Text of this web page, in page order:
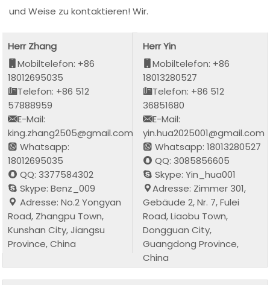
und Weise zu kontaktieren! Wir.
Herr Zhang
Mobiltelefon: +86
18012695035
Telefon: +86 512
57888959
E-Mail:
king.zhang2505@gmail.com
Whatsapp:
18012695035
QQ: 3377584302
Skype: Benz_009
Adresse: No.2 Yongyan
Road, Zhangpu Town,
Kunshan City, Jiangsu
Province, China
Herr Yin
Mobiltelefon: +86
18013280527
Telefon: +86 512
36851680
E-Mail:
yin.hua2025001@gmail.com
Whatsapp: 18013280527
QQ: 3085856605
Skype: Yin_hua001
Adresse: Zimmer 301,
Gebäude 2, Nr. 7, Fulei
Road, Liaobu Town,
Dongguan City,
Guangdong Province,
China